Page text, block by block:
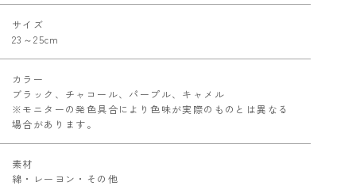
サイズ
23～25cm
カラー
ブラック、チャコール、パープル、キャメル
※モニターの発色具合により色味が実際のものとは異なる
場合があります。
素材
綿・レーヨン・その他